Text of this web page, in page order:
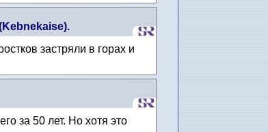
застряли в горах и
за 50 лет. Но хотя это